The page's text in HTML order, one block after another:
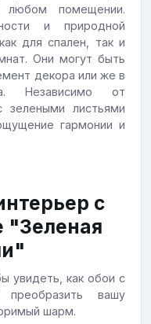
любом помещении.
и природной
для спален, так и
Они могут быть
декора или же в
Независимо от
зелеными листьями
гармонии и
с
"Зеленая
увидеть, как обои с
вашу
шарм.